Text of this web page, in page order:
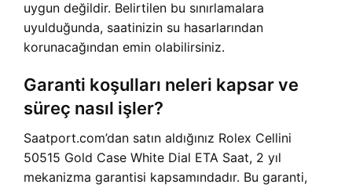
uygun değildir. Belirtilen bu sınırlamalara
uyulduğunda, saatinizin su hasarlarından
korunacağından emin olabilirsiniz.
Garanti koşulları neleri kapsar ve
süreç nasıl işler?
Saatport.com’dan satın aldığınız Rolex Cellini
50515 Gold Case White Dial ETA Saat, 2 yıl
mekanizma garantisi kapsamındadır. Bu garanti,